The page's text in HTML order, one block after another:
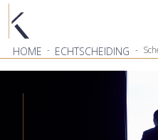
HOME - ECHTSCHEIDING -